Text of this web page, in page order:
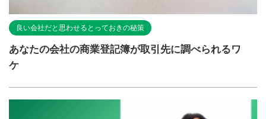
良い会社だと思わせるとっておきの秘策
あなたの会社の商業登記簿が取引先に調べられるワ
ケ